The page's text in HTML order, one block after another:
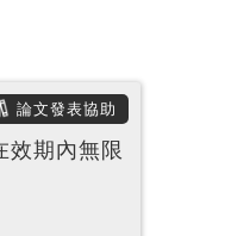
論文發表協助
效期內無限